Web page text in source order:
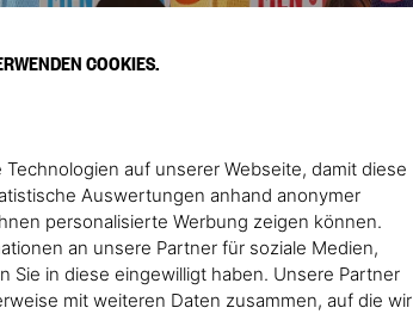
COOKIES.
auf unserer Webseite, damit diese
Auswertungen anhand anonymer
personalisierte Werbung zeigen können.
an unsere Partner für soziale Medien,
Sie in diese eingewilligt haben. Unsere Partner
mit weiteren Daten zusammen, auf die wir